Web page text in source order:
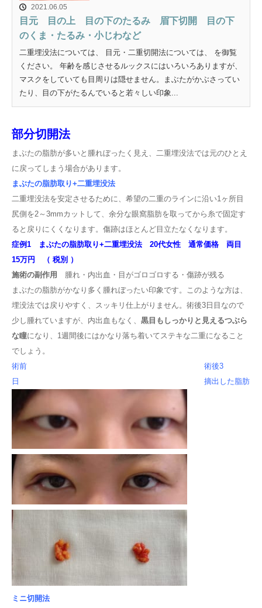
2021.06.05
目元 目の上 目の下のたるみ 眉下切開 目の下
のくま・たるみ・小じわなど
二重埋没法については、 目元・二重切開法については、 を御覧
ください。 年齢を感じさせるルックスにはいろいろありますが、
マスクをしていても目周りは隠せません。まぶたがかぶさってい
たり、目の下がたるんでいると若々しい印象...
部分切開法
まぶたの脂肪が多いと腫れぼったく見え、二重埋没法では元のひとえ
に戻ってしまう場合があります。
まぶたの脂肪取り+二重埋没法
二重埋没法を安定させるために、希望の二重のラインに沿い1ヶ所目
尻側を2～3mmカットして、余分な眼窩脂肪を取ってから糸で固定す
ると戻りにくくなります。傷跡はほとんど目立たなくなります。
症例1 まぶたの脂肪取り+二重埋没法 20代女性 通常価格 両目
15万円 （ 税別 ）
施術の副作用 腫れ・内出血・目がゴロゴロする・傷跡が残る
まぶたの脂肪がかなり多く腫れぼったい印象です。このような方は、
埋没法では戻りやすく、スッキリ仕上がりません。術後3日目なので
少し腫れていますが、内出血もなく、 黒目もしっかりと見えるつぶら
な瞳になり、1週間後にはかなり落ち着いてステキな二重になること
でしょう。
術前
術後3
日 摘出した脂肪
ミニ切開法